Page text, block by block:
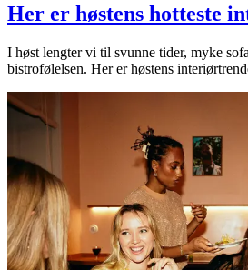
Her er høstens hotteste
I høst lengter vi til svunne tider, myke
bistrofølelsen. Her er høstens